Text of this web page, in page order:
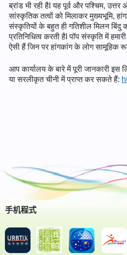
ब्रांड भी रही हैI यह पूर्व और पश्चिम,
सांस्कृतिक तत्वों को मिलाकर मुख्यभूमि,
संस्कृतियों के बहुत ही गतिशील मिलन बिंदु
प्रतिनिधित्व करती हैI पॉप संस्कृति में
ऐसी हैं जिन पर हांगकांग के लोग सामूहिक
आप कार्यालय के बारे में पूरी जानकारी इस
या सरलीकृत चीनी में प्राप्त कर सकते हैं:
手机程式